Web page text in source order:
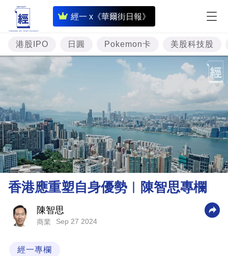
經一 x《華爾街日報》
即
時
財
經
資
樓
市
理
財
業
港股IPO 日圓 Pokemon卡 美股科技股
香港應重塑自身優勢︳陳智思專欄
陳智思
商業 Sep 27 2024
經一專欄